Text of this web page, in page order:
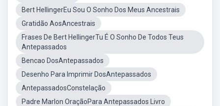
Bert HellingerEu Sou O Sonho Dos Meus Ancestrais
Gratidão AosAncestrais
Frases De Bert HellingerTu É O Sonho De Todos Teus
Antepassados
Bencao DosAntepassados
Desenho Para Imprimir DosAntepassados
AntepassadosConstelação
Padre Marlon OraçãoPara Antepassados Livro